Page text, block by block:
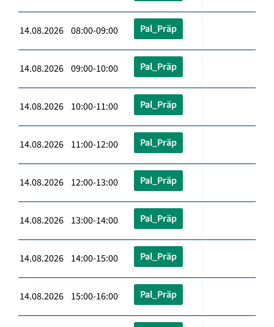
14.08.2026 08:00-09:00 Pal_Präp
14.08.2026 09:00-10:00 Pal_Präp
14.08.2026 10:00-11:00 Pal_Präp
14.08.2026 11:00-12:00 Pal_Präp
14.08.2026 12:00-13:00 Pal_Präp
14.08.2026 13:00-14:00 Pal_Präp
14.08.2026 14:00-15:00 Pal_Präp
14.08.2026 15:00-16:00 Pal_Präp